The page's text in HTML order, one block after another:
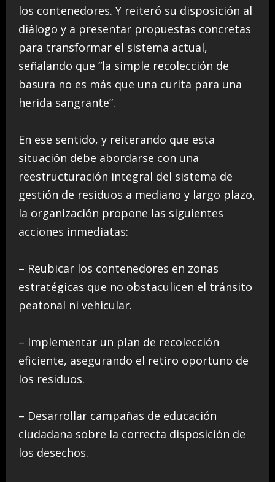
los contenedores. Y reiteró su disposición al
diálogo y a presentar propuestas concretas
para transformar el sistema actual,
señalando que “la simple recolección de
basura no es más que una curita para una
herida sangrante”.
En ese sentido, y reiterando que esta
situación debe abordarse con una
reestructuración integral del sistema de
gestión de residuos a mediano y largo plazo,
la organización propone las siguientes
acciones inmediatas:
– Reubicar los contenedores en zonas
estratégicas que no obstaculicen el tránsito
peatonal ni vehicular.
– Implementar un plan de recolección
eficiente, asegurando el retiro oportuno de
los residuos.
– Desarrollar campañas de educación
ciudadana sobre la correcta disposición de
los desechos.